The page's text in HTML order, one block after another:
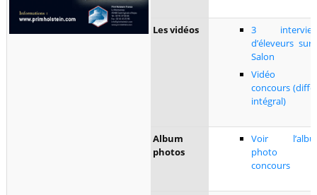
Les vidéos
3
d’éleveurs sur
Salon
Vidéo
concours
intégral)
Album
photos
Voir
photo
concours